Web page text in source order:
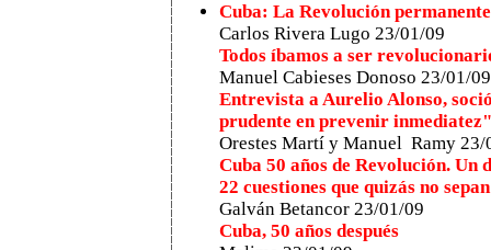
Cuba: La Revolución permanente
Carlos Rivera Lugo 23/01/09
Todos íbamos a ser
Manuel Cabieses Donoso 23/01/09
Entrevista a Aurelio Alonso,
prudente en prevenir inmediatez"
Orestes Martí y Manuel Ramy 23/
Cuba 50 años de Revolución. Un
22 cuestiones que quizás no sepan
Galván Betancor 23/01/09
Cuba, 50 años después